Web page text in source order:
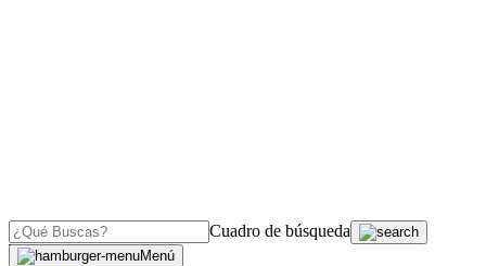
Cuadro de búsqueda
Menú
OJO